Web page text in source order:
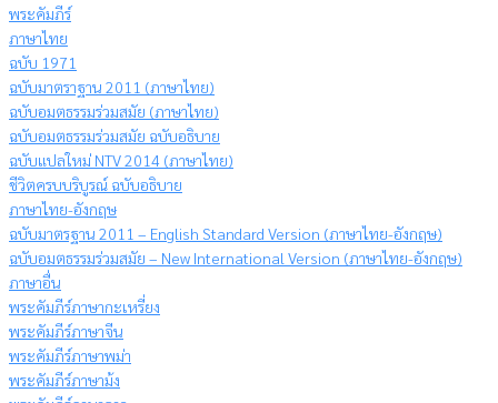
พระคัมภีร์
ภาษาไทย
ฉบับ 1971
ฉบับมาตราฐาน 2011 (ภาษาไทย)
ฉบับอมตธรรมร่วมสมัย (ภาษาไทย)
ฉบับอมตธรรมร่วมสมัย ฉบับอธิบาย
ฉบับแปลใหม่ NTV 2014 (ภาษาไทย)
ชีวิตครบบริบูรณ์ ฉบับอธิบาย
ภาษาไทย-อังกฤษ
ฉบับมาตรฐาน 2011 – English Standard Version (ภาษาไทย-อังกฤษ)
ฉบับอมตธรรมร่วมสมัย – New International Version (ภาษาไทย-อังกฤษ)
ภาษาอื่น
พระคัมภีร์ภาษากะเหรี่ยง
พระคัมภีร์ภาษาจีน
พระคัมภีร์ภาษาพม่า
พระคัมภีร์ภาษาม้ง